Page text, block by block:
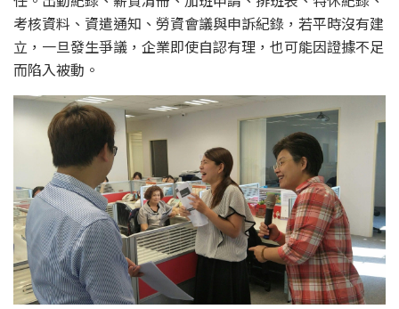
考核資料、資遣通知、勞資會議與申訴紀錄，若平時沒有建
立，一旦發生爭議，企業即使自認有理，也可能因證據不足
而陷入被動。